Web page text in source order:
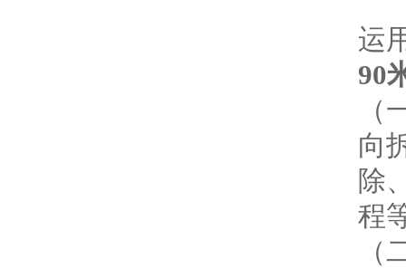
运
90
（
向
除
程
（